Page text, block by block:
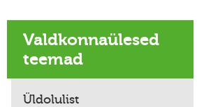
Valdkonnaülesed
teemad
Üldolulist